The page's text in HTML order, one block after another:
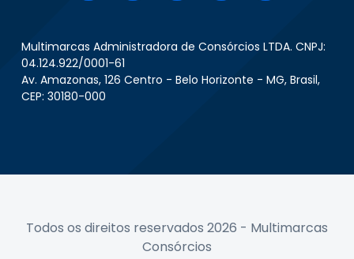
Multimarcas Administradora de Consórcios LTDA. CNPJ:
04.124.922/0001-61
Av. Amazonas, 126 Centro - Belo Horizonte - MG, Brasil,
CEP: 30180-000
Todos os direitos reservados 2026 - Multimarcas
Consórcios